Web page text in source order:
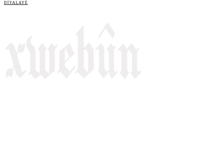
DIYALAYÊ